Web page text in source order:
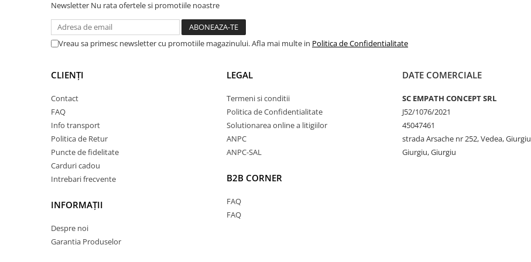
Calitate Excepțională
delicată cu pielea, fiind ideal chiar și pentru pielea sensibilă. Materialul moale
și fin oferă o senzație plăcută la purtare, permițând pielii să respire și
asigurând un confort optim pe tot parcursul zilei.
Interiorul pufos adaugă un plus de căldură, transformându-l în alegerea
perfectă pentru sezonul rece.
Durabilitate Sporită
Hainele din bumbac organic sunt mai rezistente și își păstrează forma și textura
impecabilă în timp, fiind superioare celor realizate din materiale convenționale.
Newsletter Nu rata ofertele si promotiile noastre
Vreau sa primesc newsletter cu promotiile magazinului. Afla mai multe in Politica de Confidentialitate
CLIENȚI
Contact
FAQ
Info transport
Politica de Retur
Puncte de fidelitate
Carduri cadou
Intrebari frecvente
INFORMAȚII
Despre noi
Garantia Produselor
LEGAL
Termeni si conditii
Politica de Confidentialitate
Solutionarea online a litigiilor
ANPC
ANPC-SAL
B2B CORNER
FAQ
FAQ
DATE COMERCIALE
SC EMPATH CONCEPT SRL
J52/1076/2021
45047461
strada Arsache nr 252, Vedea, Giurgiu
Giurgiu, Giurgiu